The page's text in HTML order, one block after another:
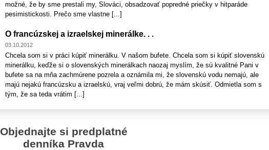
možné, že by sme prestali my, Slováci, obsadzovať popredné priečky v hitparáde
pesimistickosti. Prečo sme vlastne [...]
O francúzskej a izraelskej minerálke. . .
03.10.2012
Chcela som si v práci kúpiť minerálku. V našom bufete. Chcela som si kúpiť slovenskú
minerálku, keďže si o slovenských minerálkach naozaj myslím, že sú kvalitné Pani v
bufete sa na mňa zachmúrene pozrela a oznámila mi, že slovenskú vodu nemajú, ale
majú nejakú francúzsku a izraelskú, vraj veľmi dobrú, že mám skúsiť. Odmietla som s
tým, že sa teda vrátim [...]
Objednajte si predplatné
denníka Pravda